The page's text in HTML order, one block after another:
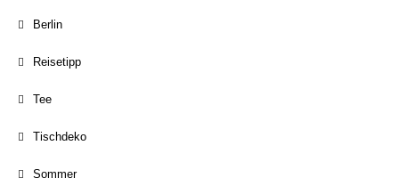
Berlin
Reisetipp
Tee
Tischdeko
Sommer